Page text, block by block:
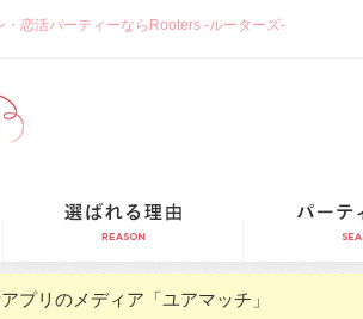
恋活パーティーならRooters -ルーターズ-
プリのメディア「ユアマッチ」